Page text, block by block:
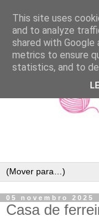
05 novembro 2025
Casa de
This site uses
and to analyze
shared with
metrics to ensure
statistics, and to